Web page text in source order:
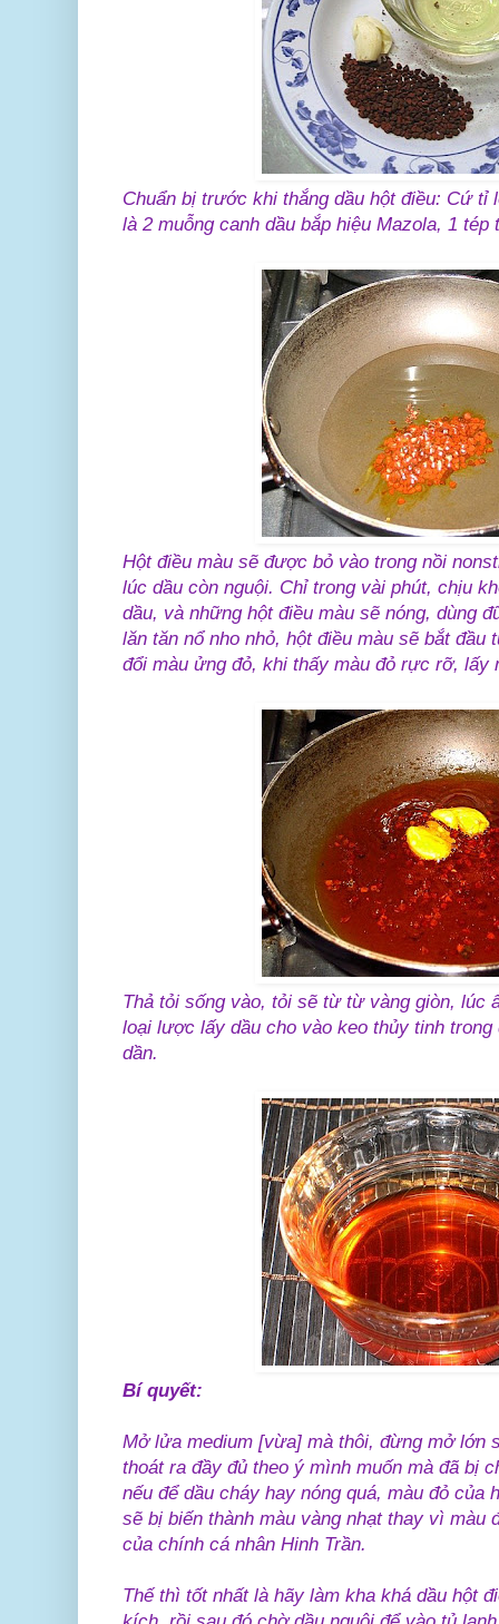
Chuẩn bị trước khi thắng dầu hột điều: Cứ tỉ
là 2 muỗng canh dầu bắp hiệu Mazola, 1 tép
Hột điều màu sẽ được bỏ vào trong nồi
lúc dầu còn nguội. Chỉ trong vài phút, chịu
dầu, và những hột điều màu sẽ nóng, dùng
lăn tăn nổ nho nhỏ, hột điều màu sẽ bắt đầu
đổi màu ửng đỏ, khi thấy màu đỏ rực rỡ, lấy
Thả tỏi sống vào, tỏi sẽ từ từ vàng giòn, lúc
loại lược lấy dầu cho vào keo thủy tinh trong
dần.
Bí quyết:
Mở lửa medium [vừa] mà thôi, đừng mở lớn
thoát ra đầy đủ theo ý mình muốn mà đã bị
nếu để dầu cháy hay nóng quá, màu đỏ của
sẽ bị biến thành màu vàng nhạt thay vì màu
của chính cá nhân Hinh Trần.
Thế thì tốt nhất là hãy làm kha khá dầu hột